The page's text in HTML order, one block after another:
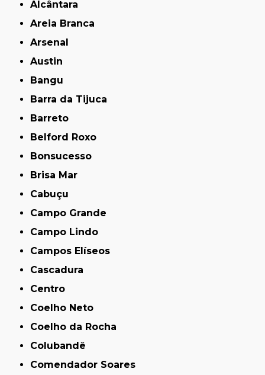
Alcântara
Areia Branca
Arsenal
Austin
Bangu
Barra da Tijuca
Barreto
Belford Roxo
Bonsucesso
Brisa Mar
Cabuçu
Campo Grande
Campo Lindo
Campos Elíseos
Cascadura
Centro
Coelho Neto
Coelho da Rocha
Colubandê
Comendador Soares